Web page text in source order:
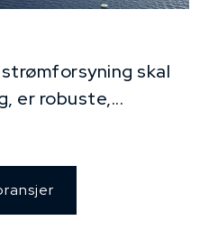
skal
er robuste,...